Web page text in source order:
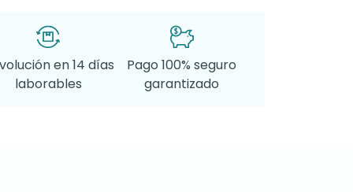
en 14 días
laborables
Pago 100% seguro
garantizado